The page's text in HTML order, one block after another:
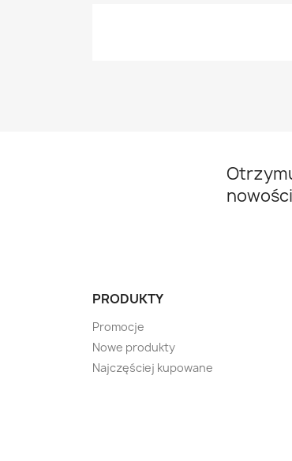
PRODUKTY
Promocje
Nowe produkty
Najczęściej kupowane